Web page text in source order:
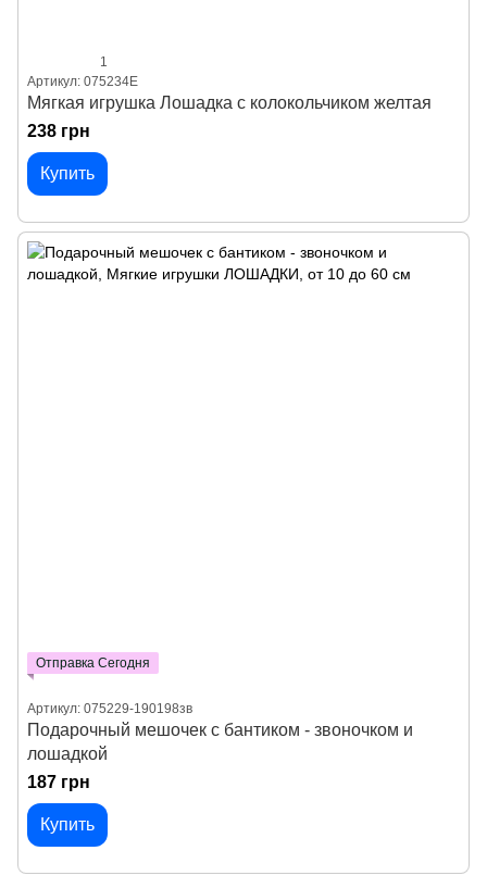
1
Артикул: 075234Е
Мягкая игрушка Лошадка с колокольчиком желтая
238 грн
Купить
Отправка Сегодня
Артикул: 075229-190198зв
Подарочный мешочек с бантиком - звоночком и
лошадкой
187 грн
Купить